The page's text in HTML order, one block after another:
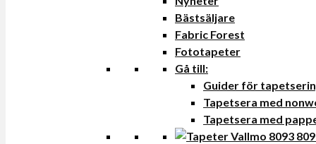
Bästsäljare
Fabric Forest
Fototapeter
Gå till:
Guider för
Tapetsera med
Tapetsera med